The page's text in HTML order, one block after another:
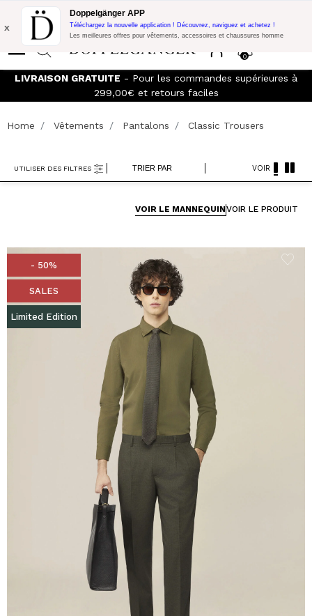
Promo Flash: 10% de réduction supplémentaire sur 300€ d'achat
avec le code:
0
x
Doppelgänger APP
Téléchargez la nouvelle application ! Découvrez, naviguez et achetez !
Les meilleures offres pour vêtements, accessoires et chaussures homme
LIVRAISON GRATUITE - Pour les commandes supérieures à
299,00€ et retours faciles
Home Vêtements Pantalons Classic Trousers
TRIER PAR
UTILISER DES FILTRES VOIR
VOIR LE MANNEQUINVOIR LE PRODUIT
- 50%
SALES
Limited Edition